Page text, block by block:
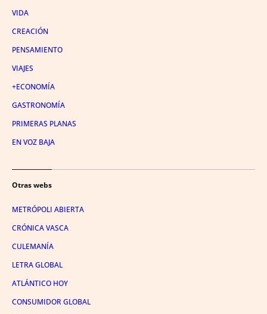
VIDA
CREACIÓN
PENSAMIENTO
VIAJES
+ECONOMÍA
GASTRONOMÍA
PRIMERAS PLANAS
EN VOZ BAJA
Otras webs
METRÓPOLI ABIERTA
CRÓNICA VASCA
CULEMANÍA
LETRA GLOBAL
ATLÁNTICO HOY
CONSUMIDOR GLOBAL